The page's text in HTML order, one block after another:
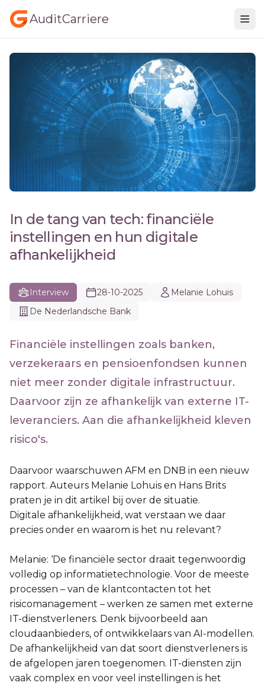
AuditCarriere
In de tang van tech: financiële
instellingen en hun digitale
afhankelijkheid
Interview 28-10-2025
Melanie Lohuis
De Nederlandsche Bank
Financiële instellingen zoals banken,
verzekeraars en pensioenfondsen kunnen
niet meer zonder digitale infrastructuur.
Daarvoor zijn ze afhankelijk van externe IT-
leveranciers. Aan die afhankelijkheid kleven
risico's.
Daarvoor waarschuwen AFM en DNB in een nieuw
rapport. Auteurs Melanie Lohuis en Hans Brits
praten je in dit artikel bij over de situatie.
Digitale afhankelijkheid, wat verstaan we daar
precies onder en waarom is het nu relevant?
Melanie: ‘De financiële sector draait tegenwoordig
volledig op informatietechnologie. Voor de meeste
processen – van de klantcontacten tot het
risicomanagement – werken ze samen met externe
IT-dienstverleners. Denk bijvoorbeeld aan
cloudaanbieders, of ontwikkelaars van AI-modellen.
De afhankelijkheid van dat soort dienstverleners is
de afgelopen jaren toegenomen. IT-diensten zijn
vaak complex en voor veel instellingen is het